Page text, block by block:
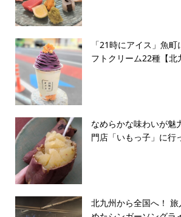
「21時にアイス」魚
フトクリーム22種【北
なめらかな味わいが魅
門店「いもっ子」に行
北九州から全国へ！